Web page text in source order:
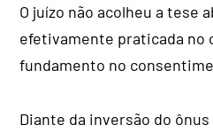
O juízo não acolheu a tese
efetivamente praticada no
fundamento no
Diante da inversão do